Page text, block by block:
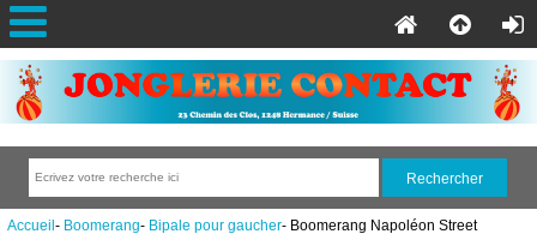
Accueil- Boomerang- Bipale pour gaucher- Boomerang Napoléon Street